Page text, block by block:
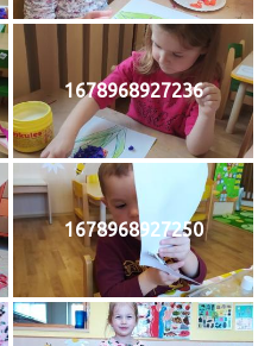
1678968927236
1678968927250